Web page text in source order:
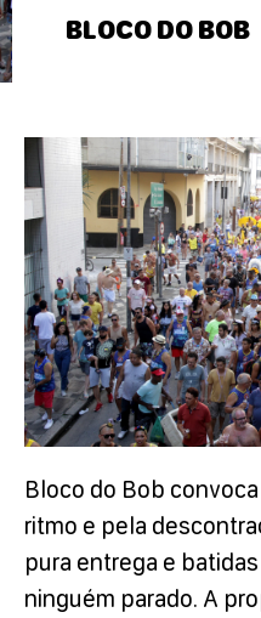
BLOCO DO BOB
Bloco do Bob
ritmo e pela
pura entrega e
ninguém parado. A